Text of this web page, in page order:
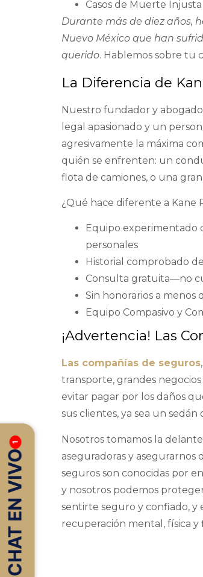
Casos de Muerte Injusta
Durante más de diez años,
Nuevo México que han
querido. Hablemos sobre tu
La Diferencia de
Nuestro fundador y
legal apasionado y un
agresivamente la máxima
quién se enfrenten: un
flota de camiones, o una
¿Qué hace diferente a Kane
Equipo experimentado
personales
Historial comprobado
Consulta gratuita—no
Sin honorarios a
Equipo Compasivo y
¡Advertencia! Las
Las compañías de seguros
transporte, grandes
evitar pagar por los daños
sus clientes, ya sea un
Nosotros tomamos la
aseguradoras y asegurarnos
seguros son conocidas por
y nosotros podemos
sentirte seguro y confiado,
recuperación mental, física y
CHAT EN VIVO
1